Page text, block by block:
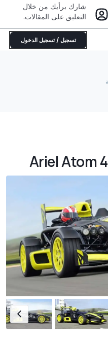
شارك برأيك من خلال
التعليق على المقالات.
تسجيل / تسجيل الدخول